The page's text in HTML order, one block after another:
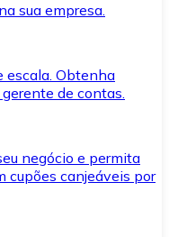
sua empresa.
escala. Obtenha
de contas.
negócio e permita
cupões canjeáveis por